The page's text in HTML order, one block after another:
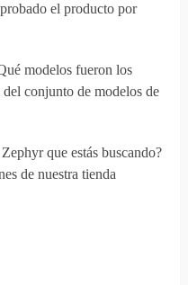
el producto por
modelos fueron los
conjunto de modelos de
que estás buscando?
de nuestra tienda